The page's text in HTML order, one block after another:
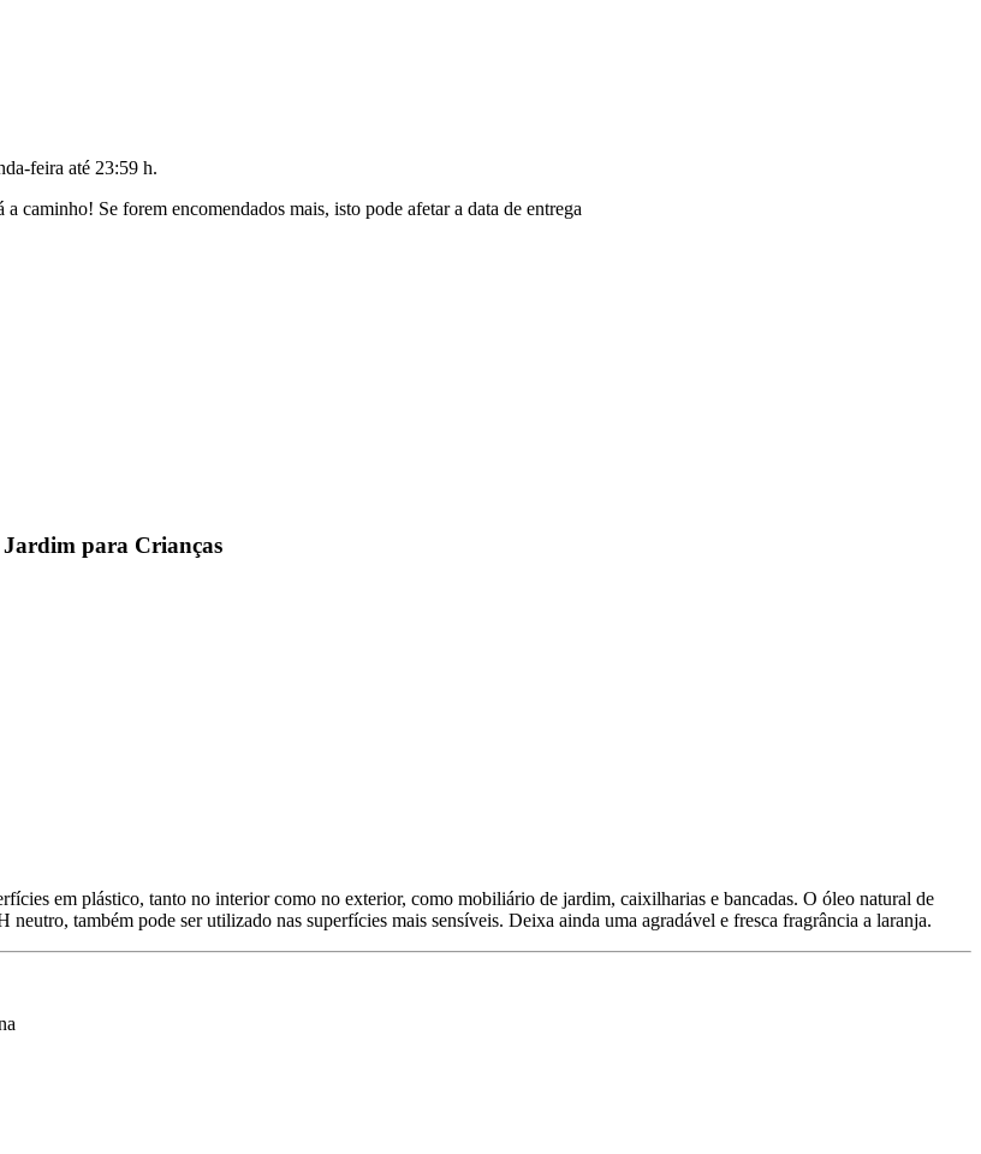
feira até 23:59 h.
caminho! Se forem encomendados mais, isto pode afetar a data de entrega
Jardim para Crianças
em plástico, tanto no interior como no exterior, como mobiliário de jardim, caixilharias e bancadas. O óleo natural de
também pode ser utilizado nas superfícies mais sensíveis. Deixa ainda uma agradável e fresca fragrância a laranja.